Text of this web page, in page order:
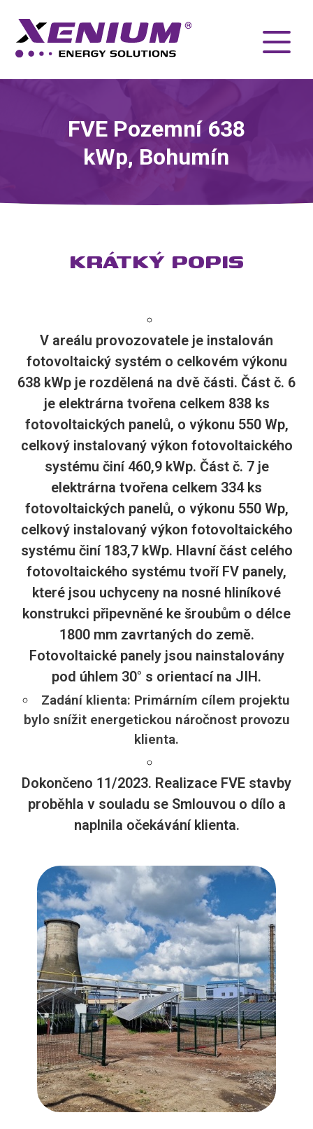
FVE Pozemní 638
kWp, Bohumín
KRÁTKÝ POPIS
V areálu provozovatele je instalován
fotovoltaický systém o celkovém výkonu
638 kWp je rozdělená na dvě části. Část č. 6
je elektrárna tvořena celkem 838 ks
fotovoltaických panelů, o výkonu 550 Wp,
celkový instalovaný výkon fotovoltaického
systému činí 460,9 kWp. Část č. 7 je
elektrárna tvořena celkem 334 ks
fotovoltaických panelů, o výkonu 550 Wp,
celkový instalovaný výkon fotovoltaického
systému činí 183,7 kWp. Hlavní část celého
fotovoltaického systému tvoří FV panely,
které jsou uchyceny na nosné hliníkové
konstrukci připevněné ke šroubům o délce
1800 mm zavrtaných do země.
Fotovoltaické panely jsou nainstalovány
pod úhlem 30° s orientací na JIH.
Zadání klienta: Primárním cílem projektu
bylo snížit energetickou náročnost provozu
klienta.
Dokončeno 11/2023. Realizace FVE stavby
proběhla v souladu se Smlouvou o dílo a
naplnila očekávání klienta.